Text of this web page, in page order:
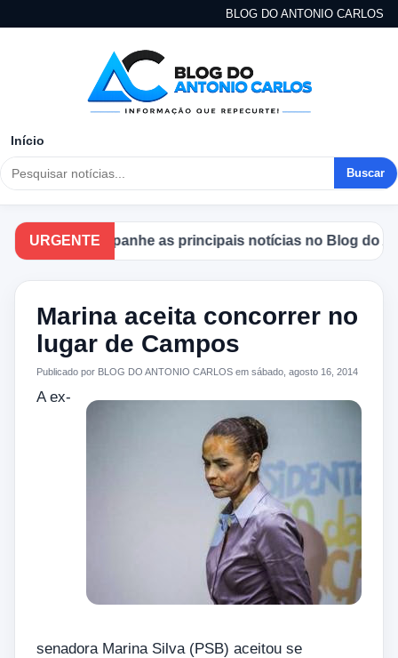
BLOG DO ANTONIO CARLOS
Início
Buscar
URGENTE
Acompanhe as principais notícias no Blog do
Marina aceita concorrer no
lugar de Campos
Publicado por BLOG DO ANTONIO CARLOS em sábado, agosto 16, 2014
A ex-
senadora Marina Silva (PSB) aceitou se